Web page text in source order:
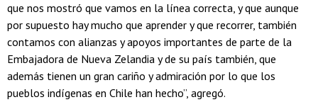
que nos mostró que vamos en la línea correcta, y que aunque
por supuesto hay mucho que aprender y que recorrer, también
contamos con alianzas y apoyos importantes de parte de la
Embajadora de Nueva Zelandia y de su país también, que
además tienen un gran cariño y admiración por lo que los
pueblos indígenas en Chile han hecho”, agregó.